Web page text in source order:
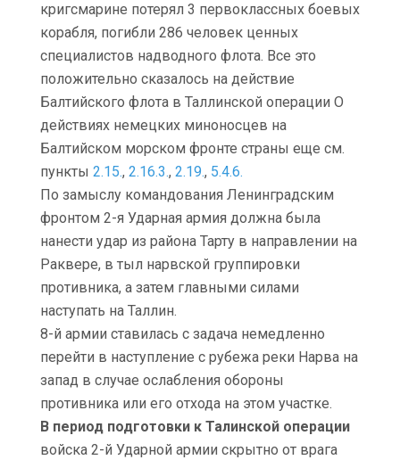
кригсмарине потерял 3 первоклассных боевых
корабля, погибли 286 человек ценных
специалистов надводного флота. Все это
положительно сказалось на действие
Балтийского флота в Таллинской операции О
действиях немецких миноносцев на
Балтийском морском фронте страны еще см.
пункты 2.15., 2.16.3., 2.19., 5.4.6.
По замыслу командования Ленинградским
фронтом 2-я Ударная армия должна была
нанести удар из района Тарту в направлении на
Раквере, в тыл нарвской группировки
противника, а затем главными силами
наступать на Таллин.
8-й армии ставилась с задача немедленно
перейти в наступление с рубежа реки Нарва на
запад в случае ослабления обороны
противника или его отхода на этом участке.
В период подготовки к Талинской операции
войска 2-й Ударной армии скрытно от врага